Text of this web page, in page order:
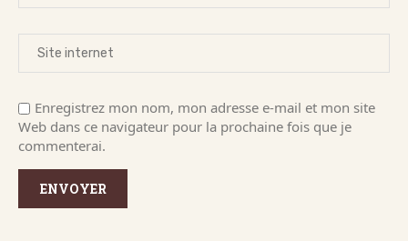
Enregistrez mon nom, mon adresse e-mail et mon site
Web dans ce navigateur pour la prochaine fois que je
commenterai.